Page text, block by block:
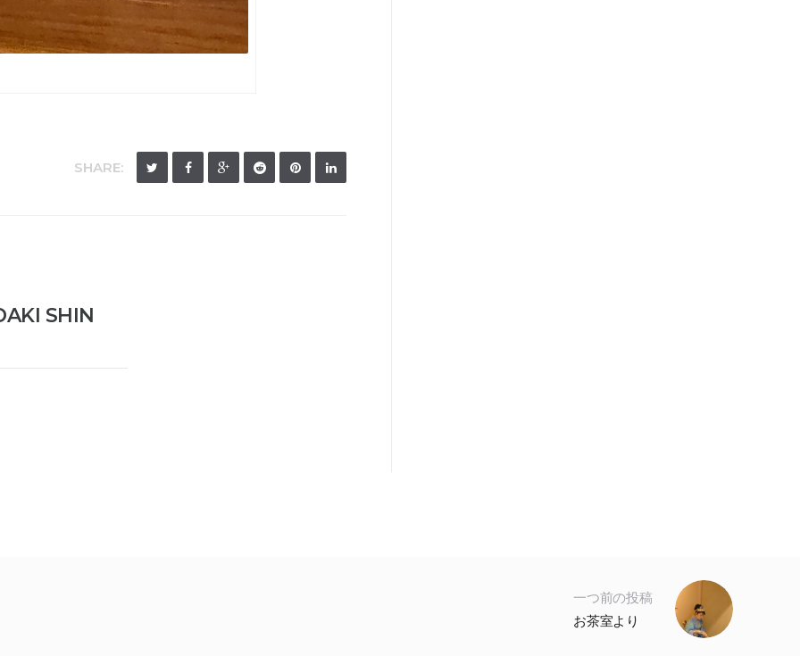
SHARE:
SHIN
一つ前の投稿
お茶室より